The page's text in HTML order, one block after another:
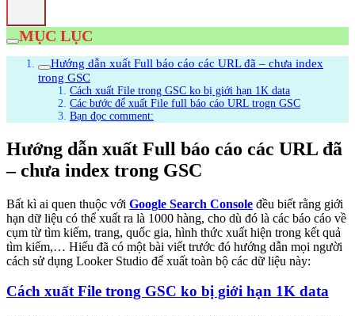
MỤC LỤC
Hướng dẫn xuất Full báo cáo các URL đã – chưa index
trong GSC
Cách xuất File trong GSC ko bị giới hạn 1K data
Các bước để xuất File full báo cáo URL trogn GSC
Bạn đọc comment:
Hướng dẫn xuất Full báo cáo các URL đã
– chưa index trong GSC
Bất kì ai quen thuộc với Google Search Console đều biết rằng giới
hạn dữ liệu có thể xuất ra là 1000 hàng, cho dù đó là các báo cáo về
cụm từ tìm kiếm, trang, quốc gia, hình thức xuất hiện trong kết quả
tìm kiếm,… Hiếu đã có một bài viết trước đó hướng dẫn mọi người
cách sử dụng Looker Studio để xuất toàn bộ các dữ liệu này:
Cách xuất File trong GSC ko bị giới hạn 1K data